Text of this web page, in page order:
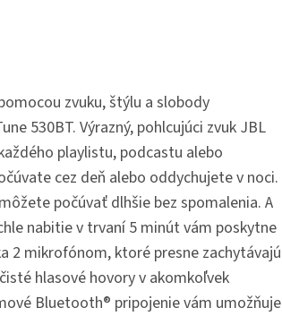
zvuku, štýlu a slobody
530BT. Výrazný, pohlcujúci zvuk JBL
playlistu, podcastu alebo
cez deň alebo oddychujete v noci.
počúvať dlhšie bez spomalenia. A
nabitie v trvaní 5 minút vám poskytne
2 mikrofónom, ktoré presne zachytávajú
hlasové hovory v akomkoľvek
Bluetooth® pripojenie vám umožňuje